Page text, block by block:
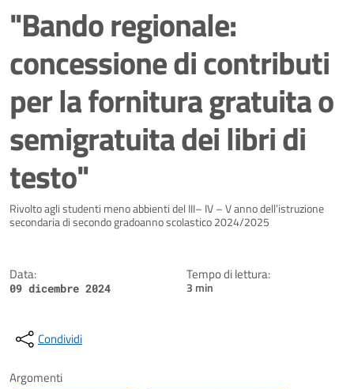
"Bando regionale:
concessione di contributi
per la fornitura gratuita o
semigratuita dei libri di
testo"
Dettagli della notizia
Rivolto agli studenti meno abbienti del III– IV – V anno dell’istruzione
secondaria di secondo gradoanno scolastico 2024/2025
Data:
09 dicembre 2024
Tempo di lettura:
3 min
Condividi
Argomenti